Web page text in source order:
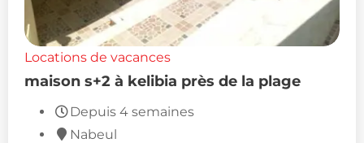
Locations de vacances
maison s+2 à kelibia près de la plage
Depuis 4 semaines
Nabeul